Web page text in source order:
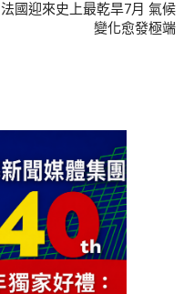
法國迎來史上最乾旱7月 氣候
變化愈發極端